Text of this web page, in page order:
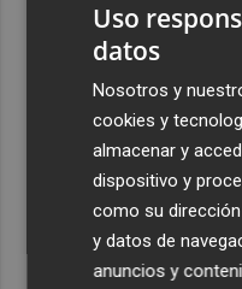
exporta a África:
La Región de Murcia
con cinco días de
El coste de la vivienda:
mínimo para poder
Uso
datos
Nosotros y
cookies y
almacenar y
dispositivo y
como su
y datos de
anuncios y